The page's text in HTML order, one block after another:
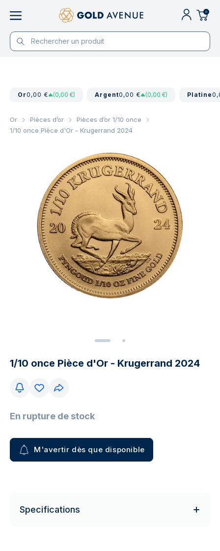
0
Or0,00 € (0,00 €) Argent0,00 € (0,00 €) Platine
Or Pièces d’or
Pièces d’or 1/10 once
1/10 once Pièce d'Or - Krugerrand 2024
1/10 once Pièce d'Or - Krugerrand 2024
En rupture de stock
M'avertir dès que disponible
Specifications